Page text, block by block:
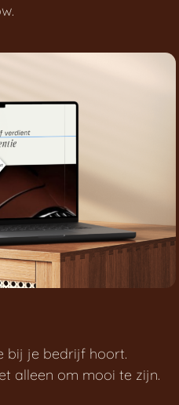
bij je bedrijf hoort.
alleen om mooi te zijn.